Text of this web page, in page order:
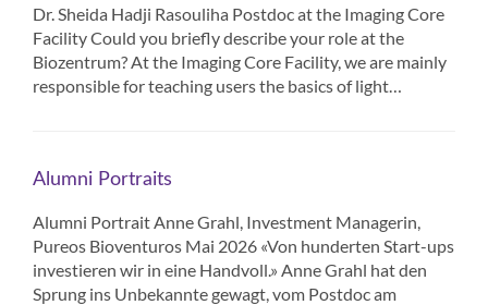
Dr. Sheida Hadji Rasouliha Postdoc at the Imaging Core
Facility Could you briefly describe your role at the
Biozentrum? At the Imaging Core Facility, we are mainly
responsible for teaching users the basics of light…
Alumni Portraits
Alumni Portrait Anne Grahl, Investment Managerin,
Pureos Bioventuros Mai 2026 «Von hunderten Start-ups
investieren wir in eine Handvoll.» Anne Grahl hat den
Sprung ins Unbekannte gewagt, vom Postdoc am